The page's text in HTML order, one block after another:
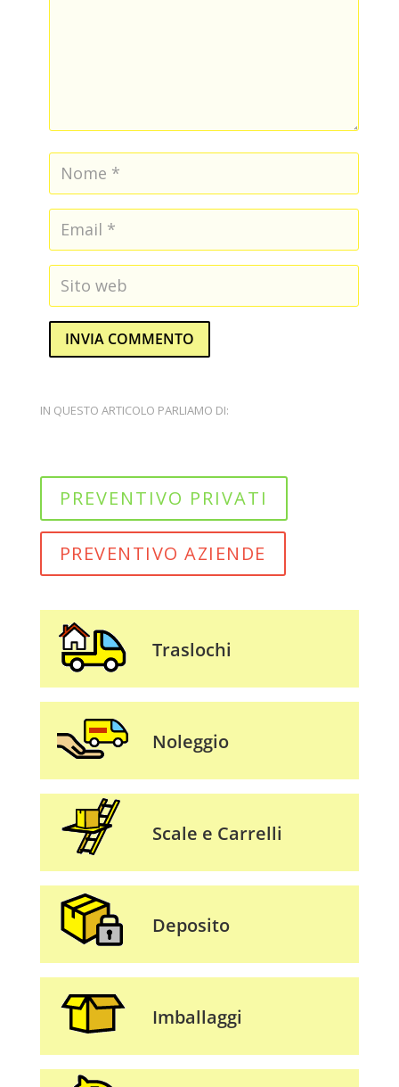
INVIA COMMENTO
IN QUESTO ARTICOLO PARLIAMO DI:
PREVENTIVO PRIVATI
PREVENTIVO AZIENDE
Traslochi
Noleggio
Scale e Carrelli
Deposito
Imballaggi